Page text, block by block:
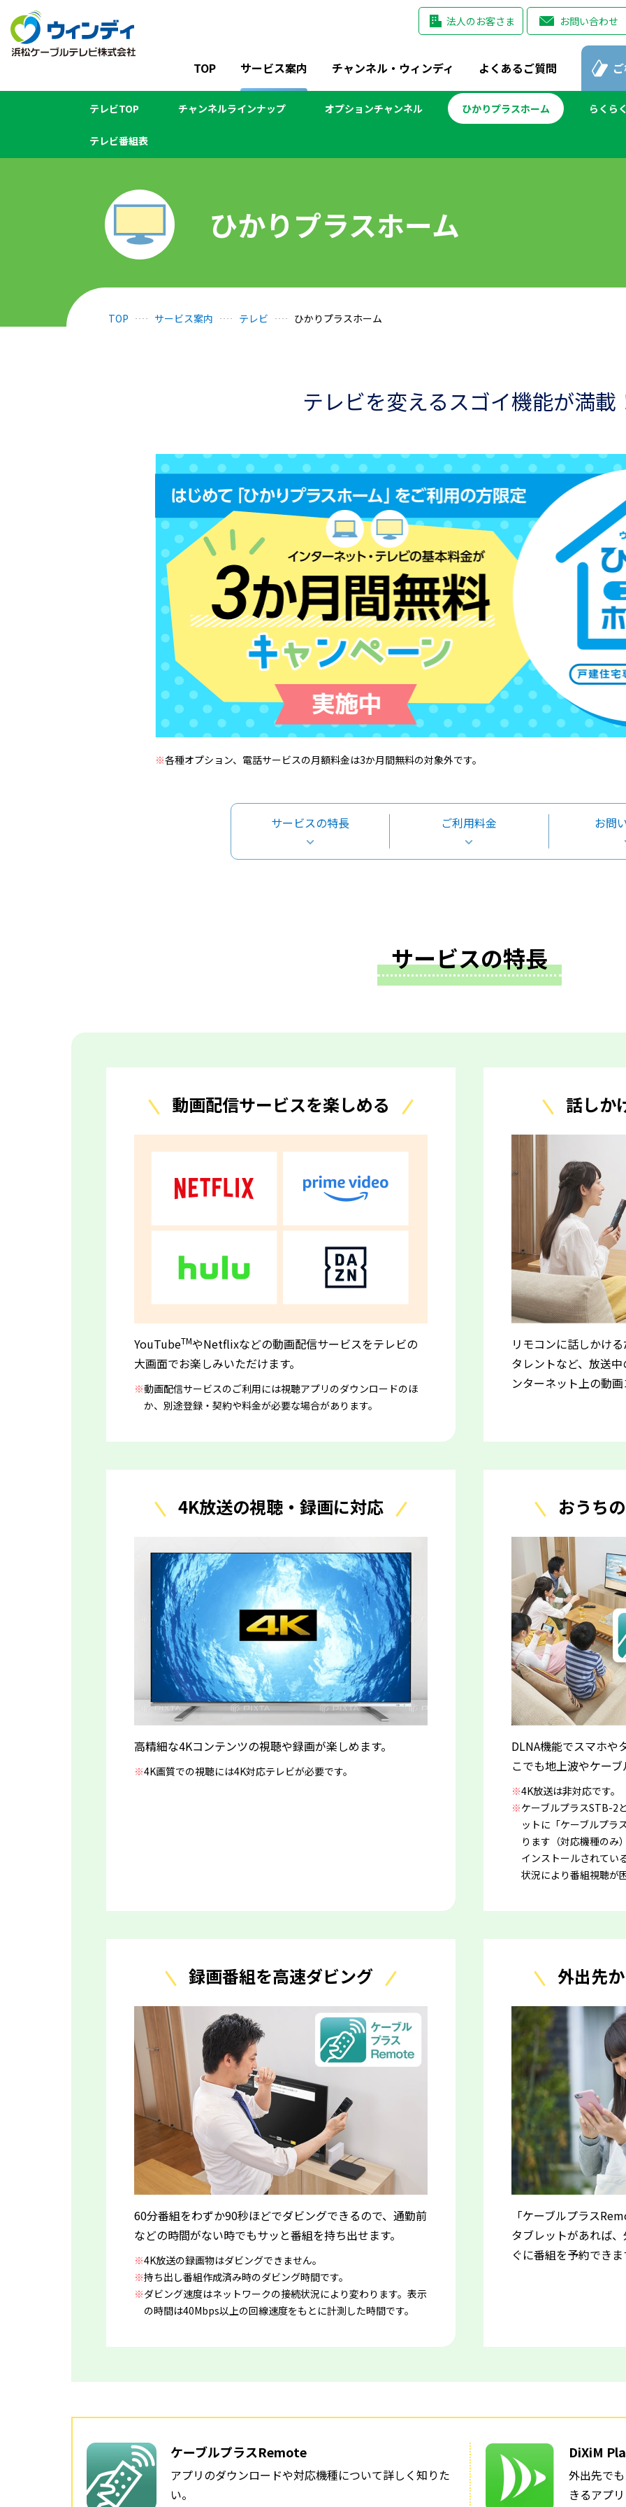
TOP サービス案内 チャンネル・ウィンディ よくあるご質問
法人のお客さま お問い合わせ
テレビTOP チャンネルラインナップ オプションチャンネル ひかりプラスホーム らくら
テレビ番組表
ひかりプラスホーム
TOP サービス案内 テレビ ひかりプラスホーム
テレビを変えるスゴイ機能が満載
※各種オプション、電話サービスの月額料金は3か月間無料の対象外です。
サービスの特長 ご利用料金 お問
サービスの特長
動画配信サービスを楽しめる
YouTubeTMやNetflixなどの動画配信サービスをテレビの
大画面でお楽しみいただけます。
※動画配信サービスのご利用には視聴アプリのダウンロードのほ
か、別途登録・契約や料金が必要な場合があります。
話しか
リモコンに話しかけ
タレントなど、放送
ンターネット上の動
4K放送の視聴・録画に対応
高精細な4Kコンテンツの視聴や録画が楽しめます。
※4K画質での視聴には4K対応テレビが必要です。
おうち
DLNA機能でスマホや
こでも地上波やケー
※4K放送は非対応です。
※ケーブルプラスSTB-2
ットに「ケーブルプラ
ります（対応機種のみ
インストールされてい
状況により番組視聴が
録画番組を高速ダビング
60分番組をわずか90秒ほどでダビングできるので、通勤前
などの時間がない時でもサッと番組を持ち出せます。
※4K放送の録画物はダビングできません。
※持ち出し番組作成済み時のダビング時間です。
※ダビング速度はネットワークの接続状況により変わります。表示
の時間は40Mbps以上の回線速度をもとに計測した時間です。
外出先
「ケーブルプラス
タブレットがあれば
ぐに番組を予約できま
ケーブルプラスRemote
アプリのダウンロードや対応機種について詳しく知りた
い。
DiXiM
外出先で
きるアプ